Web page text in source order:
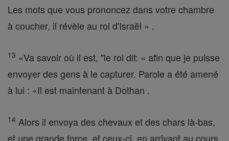
Les mots que vous prononcez dans votre chambre
à coucher, il révèle au roi d'Israël » .
13 «Va savoir où il est, "le roi dit: « afin que je puisse
envoyer des gens à le capturer. Parole a été amené
à lui : «Il est maintenant à Dothan .
14 Alors il envoya des chevaux et des chars là-bas,
et une grande force, et ceux-ci, en arrivant au cours